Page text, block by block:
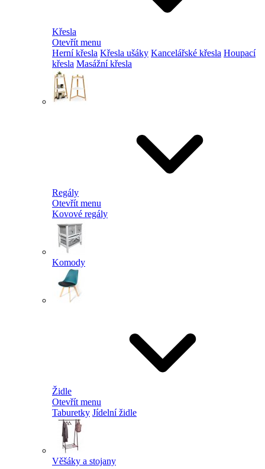
Křesla
Otevřít menu
Herní křesla Křesla ušáky Kancelářské křesla Houpací
křesla Masážní křesla
Regály
Otevřít menu
Kovové regály
Komody
Židle
Otevřít menu
Taburetky Jídelní židle
Věšáky a stojany